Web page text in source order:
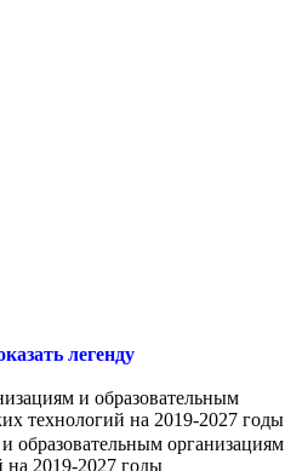
легенду
и образовательным
технологий на 2019-2027 годы
образовательным организациям
на 2019-2027 годы